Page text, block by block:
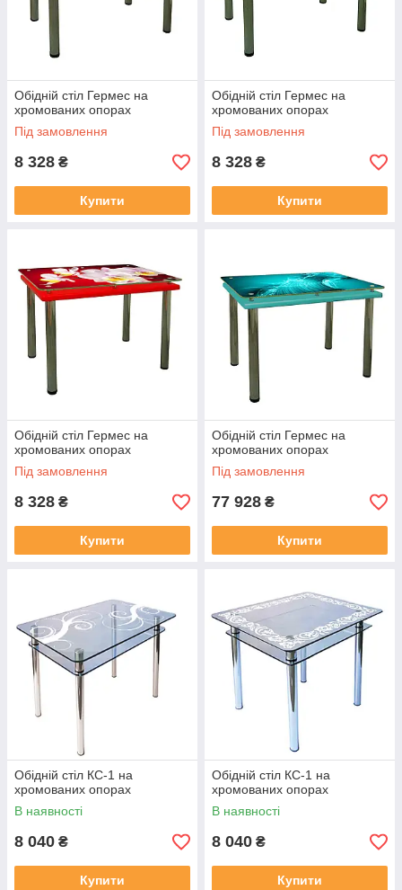
Обідній стіл Гермес на
хромованих опорах
Під замовлення
8 328 ₴
Купити
Обідній стіл Гермес на
хромованих опорах
Під замовлення
8 328 ₴
Купити
Обідній стіл Гермес на
хромованих опорах
Під замовлення
8 328 ₴
Купити
Обідній стіл Гермес на
хромованих опорах
Під замовлення
77 928 ₴
Купити
Обідній стіл КС-1 на
хромованих опорах
В наявності
8 040 ₴
Купити
Обідній стіл КС-1 на
хромованих опорах
В наявності
8 040 ₴
Купити